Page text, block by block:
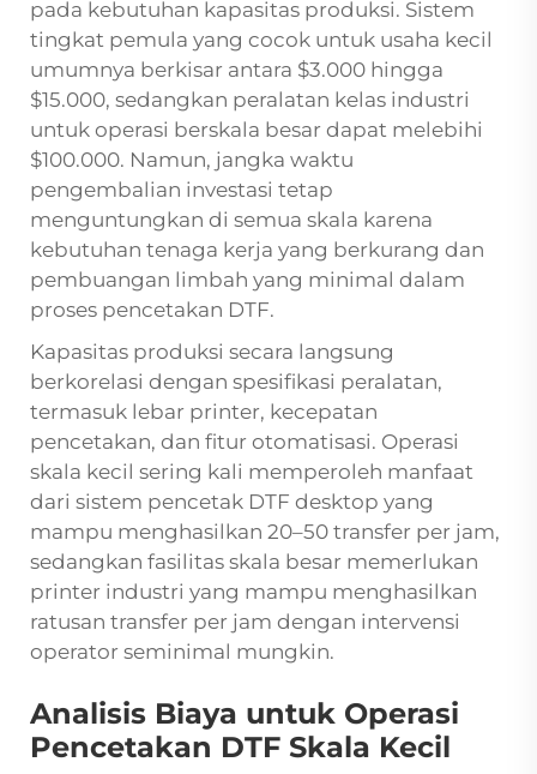
pada kebutuhan kapasitas produksi. Sistem
tingkat pemula yang cocok untuk usaha kecil
umumnya berkisar antara $3.000 hingga
$15.000, sedangkan peralatan kelas industri
untuk operasi berskala besar dapat melebihi
$100.000. Namun, jangka waktu
pengembalian investasi tetap
menguntungkan di semua skala karena
kebutuhan tenaga kerja yang berkurang dan
pembuangan limbah yang minimal dalam
proses pencetakan DTF.
Kapasitas produksi secara langsung
berkorelasi dengan spesifikasi peralatan,
termasuk lebar printer, kecepatan
pencetakan, dan fitur otomatisasi. Operasi
skala kecil sering kali memperoleh manfaat
dari sistem pencetak DTF desktop yang
mampu menghasilkan 20–50 transfer per jam,
sedangkan fasilitas skala besar memerlukan
printer industri yang mampu menghasilkan
ratusan transfer per jam dengan intervensi
operator seminimal mungkin.
Analisis Biaya untuk Operasi
Pencetakan DTF Skala Kecil